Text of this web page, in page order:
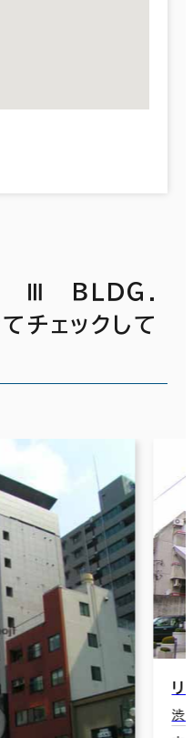
Ⅲ ＢＬＤＧ．
チェックして
リ
渋